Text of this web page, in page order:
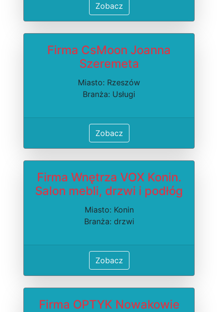
Zobacz
Firma CsMoon Joanna
Szeremeta
Miasto: Rzeszów
Branża: Usługi
Zobacz
Firma Wnętrza VOX Konin.
Salon mebli, drzwi i podłóg
Miasto: Konin
Branża: drzwi
Zobacz
Firma OPTYK Nowakowie